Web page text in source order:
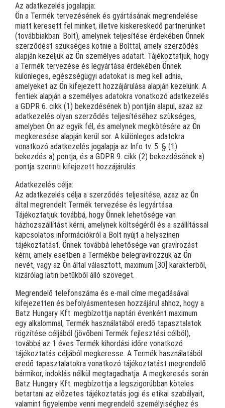
Az adatkezelés jogalapja:
Ön a Termék tervezésének és gyártásának megrendelése
miatt keresett fel minket, illetve kiskereskedő partnerünket
(továbbiakban: Bolt), amelynek teljesítése érdekében Önnek
szerződést szükséges kötnie a Bolttal, amely szerződés
alapján kezeljük az Ön személyes adatait. Tájékoztatjuk, hogy
a Termék tervezése és legyártása érdekében Önnek
különleges, egészségügyi adatokat is meg kell adnia,
amelyeket az Ön kifejezett hozzájárulása alapján kezelünk. A
fentiek alapján a személyes adatokra vonatkozó adatkezelés
a GDPR 6. cikk (1) bekezdésének b) pontján alapul, azaz az
adatkezelés olyan szerződés teljesítéséhez szükséges,
amelyben Ön az egyik fél, és amelynek megkötésére az Ön
megkeresése alapján kerül sor. A különleges adatokra
vonatkozó adatkezelés jogalapja az Info tv. 5. § (1)
bekezdés a) pontja, és a GDPR 9. cikk (2) bekezdésének a)
pontja szerinti kifejezett hozzájárulás.
Adatkezelés célja:
Az adatkezelés célja a szerződés teljesítése, azaz az Ön
által megrendelt Termék tervezése és legyártása.
Tájékoztatjuk továbbá, hogy Önnek lehetősége van
házhozszállítást kérni, amelynek költségéről és a szállítással
kapcsolatos információkról a Bolt nyújt a helyszínen
tájékoztatást. Önnek továbbá lehetősége van gravírozást
kérni, amely esetben a Termékbe belegravírozzuk az Ön
nevét, vagy az Ön által választott, maximum [30] karakterből,
kizárólag latin betűkből álló szöveget.
Megrendelő telefonszáma és e-mail címe megadásával
kifejezetten és befolyásmentesen hozzájárul ahhoz, hogy a
Batz Hungary Kft. megbízottja naptári évenként maximum
egy alkalommal, Termék használatából eredő tapasztalatok
rögzítése céljából (jövőbeni Termék fejlesztési célból),
továbbá az 1 éves Termék kihordási időre vonatkozó
tájékoztatás céljából megkeresse. A Termék használatából
eredő tapasztalatokra vonatkozó tájékoztatást megrendelő
bármikor, indoklás nélkül megtagadhatja. A megkeresés során
Batz Hungary Kft. megbízottja a legszigorúbban köteles
betartani az előzetes tájékoztatás jogi és etikai szabályait,
valamint figyelembe venni megrendelő személyiséghez és